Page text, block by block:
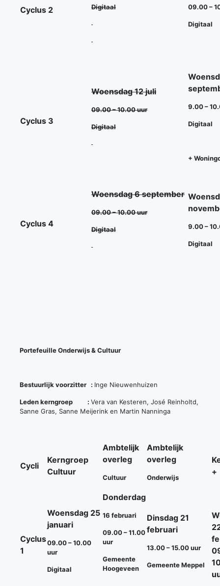
Cyclus 2 Digitaal 09.00 –
Digitaal
Cyclus 3
Woensdag 12 juli
09.00 – 10.00 uur
Digitaal
9.00 –
Digitaal
+
Cyclus 4
Woensdag 6 september
09.00 – 10.00 uur
Digitaal 9.00 –
Digitaal
Portefeuille Onderwijs & Cultuur
Bestuurlijk voorzitter : Inge Nieuwenhuizen
Leden kerngroep : Vera van Kesteren, José Reinholtd,
Sanne Gras, Sanne Meijerink en Martin Nanninga
Cycli
Kerngroep
Cultuur
Ambtelijk
overleg
Cultuur
Ambtelijk
overleg
Onderwijs
+
Cyclus
1
Woensdag 25
januari
09.00 – 10.00
uur
Digitaal
Donderdag
16 februari
09.00 – 11.00
uur
Gemeente
Hoogeveen
Dinsdag 21
februari
13.00 – 15.00 uur
Gemeente Meppel